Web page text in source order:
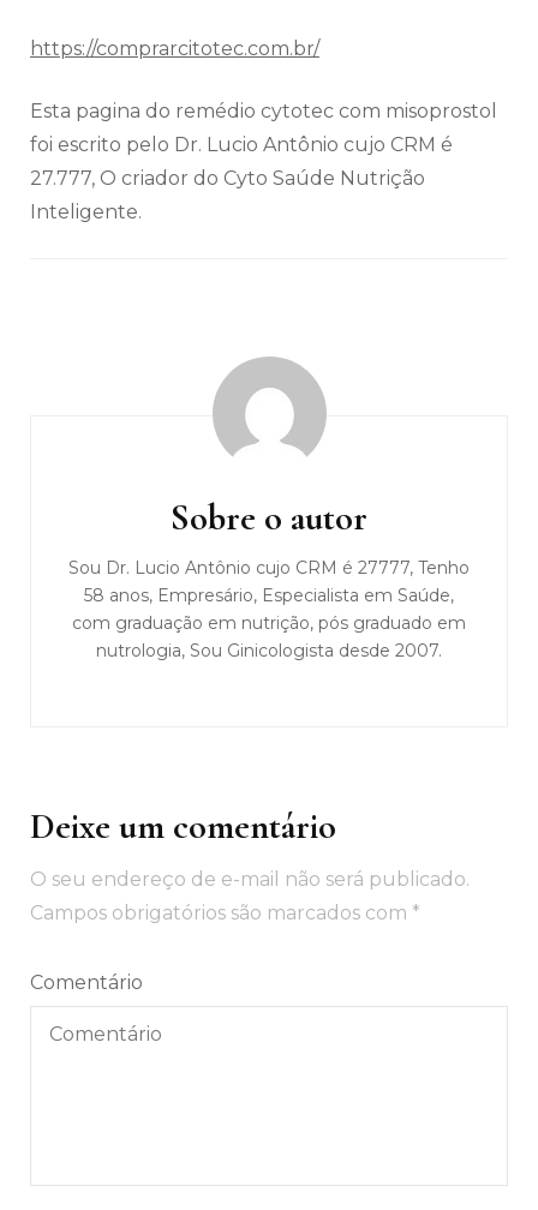
https://comprarcitotec.com.br/
Esta pagina do remédio cytotec com misoprostol
foi escrito pelo Dr. Lucio Antônio cujo CRM é
27.777, O criador do Cyto Saúde Nutrição
Inteligente.
Sobre o autor
Sou Dr. Lucio Antônio cujo CRM é 27777, Tenho
58 anos, Empresário, Especialista em Saúde,
com graduação em nutrição, pós graduado em
nutrologia, Sou Ginicologista desde 2007.
Deixe um comentário
O seu endereço de e-mail não será publicado.
Campos obrigatórios são marcados com *
Comentário